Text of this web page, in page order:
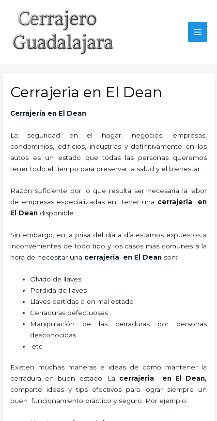
contenido
Cerrajeria en El Dean
Cerrajeria en El Dean
La seguridad en el hogar, negocios, empresas,
condominios, edificios, industrias y definitivamente en los
autos es un estado que todas las personas queremos
tener todo el tiempo para preservar la salud y el bienestar.
Razón suficiente por lo que resulta ser necesaria la labor
de empresas especializadas en tener una cerrajeria en
El Dean disponible.
Sin embargo, en la prisa del día a día estamos expuestos a
inconvenientes de todo tipo y los casos más comunes a la
hora de necesitar una cerrajeria en El Dean son:
Olvido de llaves
Perdida de llaves
Llaves partidas o en mal estado
Cerraduras defectuosas
Manipulación de las cerraduras por personas
desconocidas
etc
Existen muchas maneras e ideas de cómo mantener la
cerradura en buen estado. La cerrajeria en El Dean,
comparte ideas y tips efectivos para lograr siempre un
buen funcionamiento práctico y seguro. Por ejemplo: